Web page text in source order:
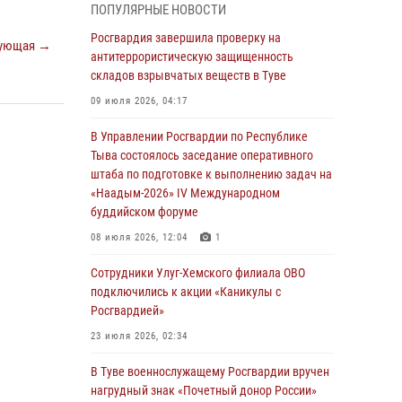
→
детей в детских лагерях Тувы
31 июля 2026, 03:49 2
Сотрудники вневедомственной охраны
приняли участие в акции «Каникулы с
29 июля 2026, 09:41
26 сигналов «Тревога» с автотранспортов
отработали экипажи задержаний Росгвардии
в Туве с начала года
29 июля 2026, 08:37 1
В Туве офицер Росгвардии подвела итоги
юбилейного личного забега
28 июля 2026, 07:48
Чемпионата Тувы по национальной игре -
стрельбе из традиционного лука
ПОПУЛЯРНЫЕ НОВОСТИ
Росгвардия завершила проверку на
антитеррористическую защищенность
складов взрывчатых веществ в Туве
09 июля 2026, 04:17
В Управлении Росгвардии по Республике
Тыва состоялось заседание оперативного
штаба по подготовке к выполнению задач на
«Наадым-2026» IV Международном
буддийском форуме
08 июля 2026, 12:04 1
Сотрудники Улуг-Хемского филиала ОВО
подключились к акции «Каникулы с
Росгвардией»
23 июля 2026, 02:34
В Туве военнослужащему Росгвардии вручен
нагрудный знак «Почетный донор России»